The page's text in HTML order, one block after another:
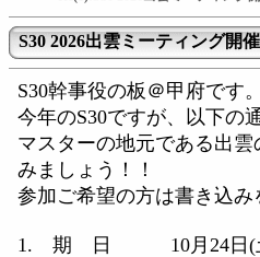
S30 2026出雲ミーティング開
S30幹事役の板＠甲府です。
今年のS30ですが、以下の
マスターの地元である出
みましょう！！
参加ご希望の方は書き込み
1. 期 日 10月24日(土